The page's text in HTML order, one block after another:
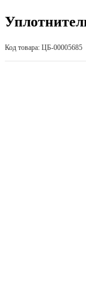
Код товара: ЦБ-00005685